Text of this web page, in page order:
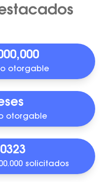
otorgable
otorgable
solicitados